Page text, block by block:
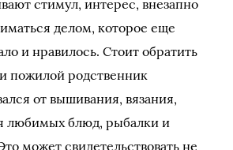
стимул, интерес, внезапно
делом, которое еще
и нравилось. Стоит обратить
пожилой родственник
от вышивания, вязания,
любимых блюд, рыбалки и
может свидетельствовать не